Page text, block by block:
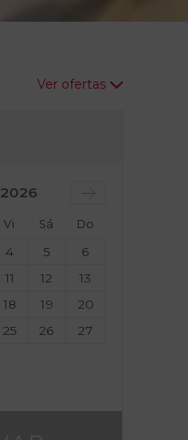
Ver ofertas
2026
Vi Sá Do
4 5
6
11 12
13
18 19
20
25 26
27